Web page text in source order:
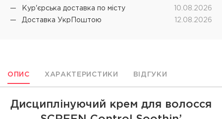
Кур'єрська доставка по місту
10.08.2026
Доставка УкрПоштою
12.08.2026
ОПИС ХАРАКТЕРИСТИКИ ВІДГУКИ
Дисциплінуючий крем для волосся